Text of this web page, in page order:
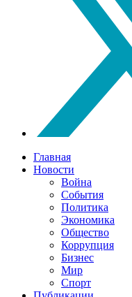
Главная
Новости
Война
События
Политика
Экономика
Общество
Коррупция
Бизнес
Мир
Спорт